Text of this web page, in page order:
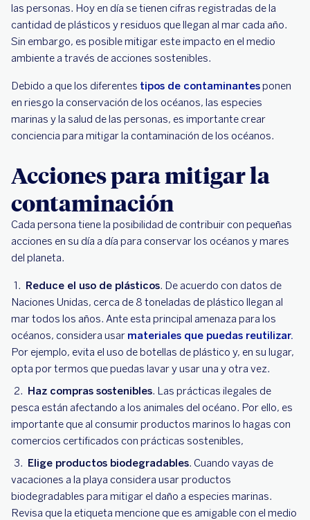
las personas. Hoy en día se tienen cifras registradas de la
cantidad de plásticos y residuos que llegan al mar cada año.
Sin embargo, es posible mitigar este impacto en el medio
ambiente a través de acciones sostenibles.
Debido a que los diferentes tipos de contaminantesponen
en riesgo la conservación de los océanos, las especies
marinas y la salud de las personas, es importante crear
conciencia para mitigar la contaminación de los océanos.
Acciones para mitigar la
contaminación
Cada persona tiene la posibilidad de contribuir con pequeñas
acciones en su día a día para conservar los océanos y mares
del planeta.
Reduce el uso de plásticos. De acuerdo con datos de
Naciones Unidas, cerca de 8 toneladas de plástico llegan al
mar todos los años. Ante esta principal amenaza para los
océanos, considera usar materiales que puedas reutilizar.
Por ejemplo, evita el uso de botellas de plástico y, en su lugar,
opta por termos que puedas lavar y usar una y otra vez.
Haz compras sostenibles. Las prácticas ilegales de
pesca están afectando a los animales del océano. Por ello, es
importante que al consumir productos marinos lo hagas con
comercios certificados con prácticas sostenibles,
Elige productos biodegradables. Cuando vayas de
vacaciones a la playa considera usar productos
biodegradables para mitigar el daño a especies marinas.
Revisa que la etiqueta mencione que es amigable con el medio